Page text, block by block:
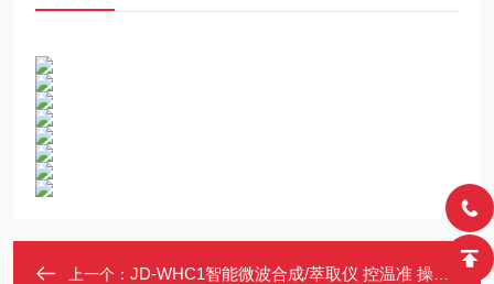
上一个： JD-WHC1智能微波合成/萃取仪 控温准 操作简单